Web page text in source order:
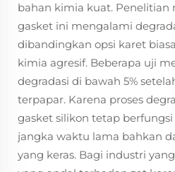
bahan kimia kuat.
gasket ini mengalami
dibandingkan opsi karet
kimia agresif. Beberapa uji
degradasi di bawah 5%
terpapar. Karena proses
gasket silikon tetap
jangka waktu lama bahkan
yang keras. Bagi industri